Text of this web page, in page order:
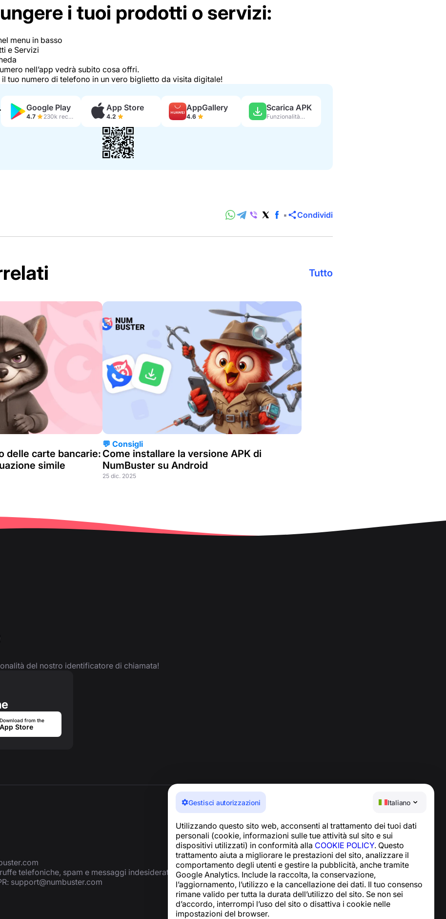
Gestisci autorizzazioni Italiano
Utilizzando questo sito web, acconsenti al trattamento dei tuoi dati
personali (cookie, informazioni sulle tue attività sul sito e sui
dispositivi utilizzati) in conformità alla COOKIE POLICY. Questo
trattamento aiuta a migliorare le prestazioni del sito, analizzare il
comportamento degli utenti e gestire la pubblicità, anche tramite
Google Analytics. Include la raccolta, la conservazione,
l’aggiornamento, l’utilizzo e la cancellazione dei dati. Il tuo consenso
rimane valido per tutta la durata dell’utilizzo del sito. Se non sei
d’accordo, interrompi l’uso del sito o disattiva i cookie nelle
impostazioni del browser.
i tuoi prodotti o servizi:
menu in basso
e Servizi
nell’app vedrà subito cosa offri.
tuo numero di telefono in un vero biglietto da visita digitale!
Google Play
4.7 230k recensioni
App Store
4.2
AppGallery
4.6
Scarica APK
Funzionalità complete
Condividi
Tutto
delle carte bancarie:
simile
💬 Consigli
Come installare la versione APK di
NumBuster su Android
25 dic. 2025
del nostro identificatore di chiamata!
Download from the
App Store
telefoniche, spam e messaggi indesiderati
support@numbuster.com
Centro assistenza
Notizie e articoli
Informazioni sul
progetto
Contatti